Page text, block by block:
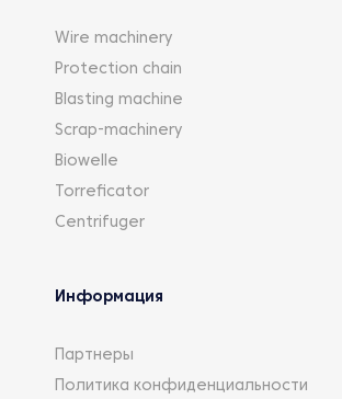
Wire machinery
Protection chain
Blasting machine
Scrap-machinery
Biowelle
Torreficator
Centrifuger
Информация
Партнеры
Политика конфиденциальности